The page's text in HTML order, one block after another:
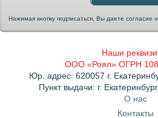
Нажимая кнопку подписаться, Вы даете согласие
Наши
ООО «Роял» ОГРН
Юр. адрес: 620057 г.
Пункт выдачи: г.
О нас
Контакты